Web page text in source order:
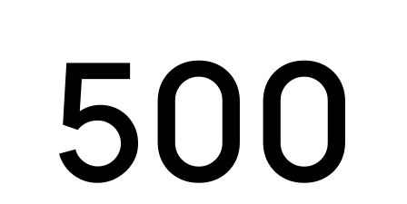
статьи
500